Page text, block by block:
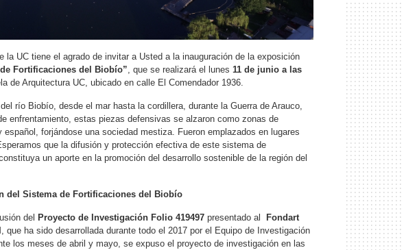
UC tiene el agrado de invitar a Usted a la inauguración de la exposición
Fortificaciones del Biobío”, que se realizará el lunes 11 de junio a las
de Arquitectura UC, ubicado en calle El Comendador 1936.
río Biobío, desde el mar hasta la cordillera, durante la Guerra de Arauco,
enfrentamiento, estas piezas defensivas se alzaron como zonas de
forjándose una sociedad mestiza. Fueron emplazados en lugares
que la difusión y protección efectiva de este sistema de
un aporte en la promoción del desarrollo sostenible de la región del
del Sistema de Fortificaciones del Biobío
del Proyecto de Investigación Folio 419497 presentado al
Fondart
, que ha sido desarrollada durante todo el 2017 por el Equipo de Investigación
los meses de abril y mayo, se expuso el proyecto de investigación en las